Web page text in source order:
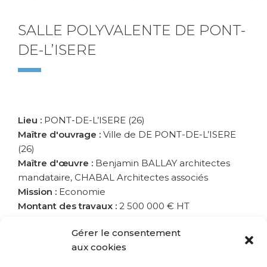
Gérer le consentement
aux cookies
SALLE POLYVALENTE DE PONT-
DE-L’ISERE
Lieu : PONT-DE-L’ISERE (26)
Maître d'ouvrage : Ville de DE PONT-DE-L’ISERE
(26)
Maître d'œuvre : Benjamin BALLAY architectes
mandataire, CHABAL Architectes associés
Mission : Economie
Montant des travaux : 2 500 000 € HT